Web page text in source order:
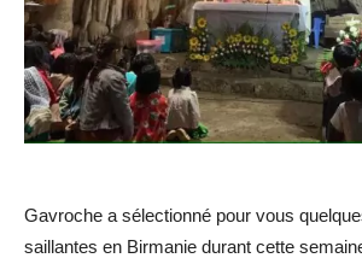
Gavroche a sélectionné pour vous
saillantes en Birmanie durant cette